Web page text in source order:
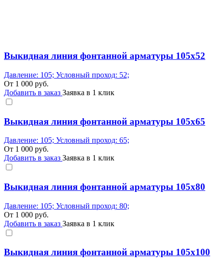
Выкидная линия фонтанной арматуры 105x52
Давление: 105; Условный проход: 52;
От 1 000 руб.
Добавить в заказ Заявка в 1 клик
Выкидная линия фонтанной арматуры 105x65
Давление: 105; Условный проход: 65;
От 1 000 руб.
Добавить в заказ Заявка в 1 клик
Выкидная линия фонтанной арматуры 105x80
Давление: 105; Условный проход: 80;
От 1 000 руб.
Добавить в заказ Заявка в 1 клик
Выкидная линия фонтанной арматуры 105x100